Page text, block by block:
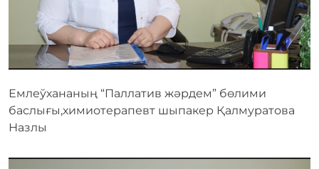
Емлеўхананың “Паллатив жәрдем” бөлими
баслығы,химиотерапевт шыпакер Қалмуратова
Назлы